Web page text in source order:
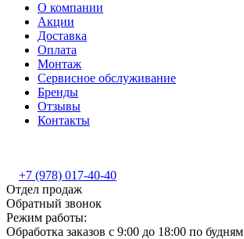
О компании
Акции
Доставка
Оплата
Монтаж
Сервисное обслуживание
Бренды
Отзывы
Контакты
+7 (978) 017-40-40
Отдел продаж
Обратный звонок
Режим работы:
Обработка заказов с 9:00 до 18:00 по будням